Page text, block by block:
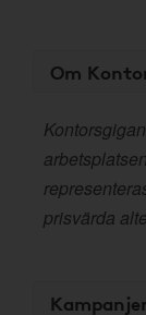
Om
prisvärda